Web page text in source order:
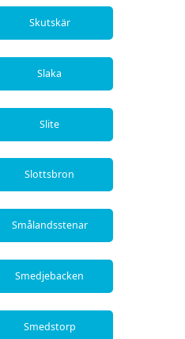
Skutskär
Slaka
Slite
Slottsbron
Smålandsstenar
Smedjebacken
Smedstorp